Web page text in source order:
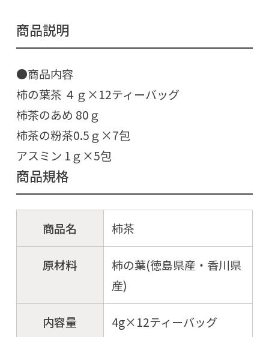
商品説明
●商品内容
柿の葉茶 ４ｇ×12ティーバッグ
柿茶のあめ 80ｇ
柿茶の粉茶0.5ｇ×7包
アスミン 1ｇ×5包
商品規格
商品名 柿茶
原材料
柿の葉(徳島県産・香川県
産)
内容量 4g×12ティーバッグ